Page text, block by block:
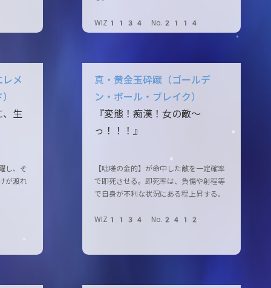
WIZ1134 No.2114
メ
、生
し、そ
が渡れ
真・黄金玉砕蹴（ゴールデ
ン・ボール・ブレイク）
『変態！痴漢！女の敵〜
っ！！！』
【咄嗟の金的】が命中した敵を一定確率
で即死させる。即死率は、負傷や射程等
で自身が不利な状況にある程上昇する。
WIZ1134 No.2412